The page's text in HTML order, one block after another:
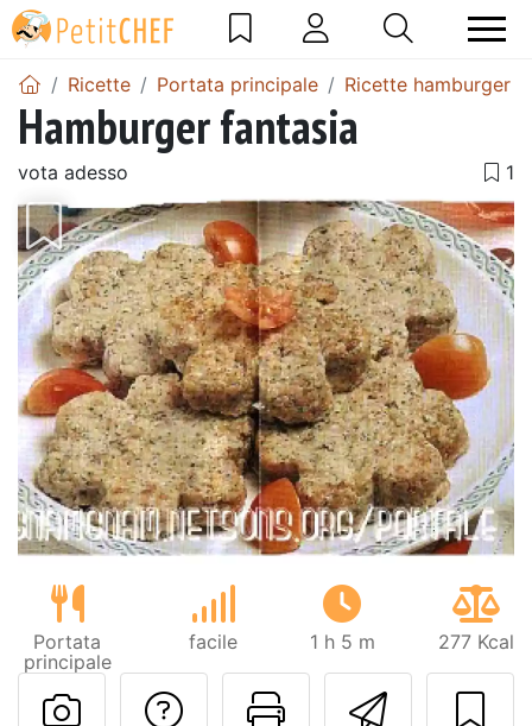
Ricette Portata principale Ricette hamburger
Hamburger fantasia
vota adesso
Portata
principale
facile 1 h 5 m 277 Kcal
Invia
Stampa la
Contatta l'autore